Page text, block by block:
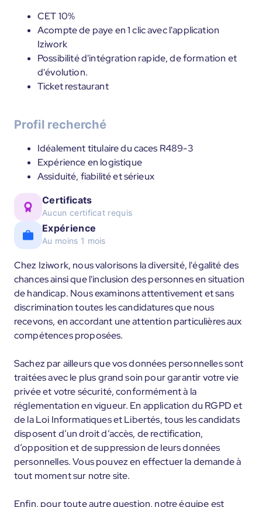
CET 10%
Acompte de paye en 1 clic avec l'application
Iziwork
Possibilité d'intégration rapide, de formation et
d'évolution.
Ticket restaurant
Profil recherché
Idéalement titulaire du caces R489-3
Expérience en logistique
Assiduité, fiabilité et sérieux
Certificats
Aucun certificat requis
Expérience
Au moins 1 mois
Chez Iziwork, nous valorisons la diversité, l'égalité des
chances ainsi que l'inclusion des personnes en situation
de handicap. Nous examinons attentivement et sans
discrimination toutes les candidatures que nous
recevons, en accordant une attention particulières aux
compétences proposées.
Sachez par ailleurs que vos données personnelles sont
traitées avec le plus grand soin pour garantir votre vie
privée et votre sécurité, conformément à la
réglementation en vigueur. En application du RGPD et
de la Loi Informatiques et Libertés, tous les candidats
disposent d’un droit d’accès, de rectification,
d’opposition et de suppression de leurs données
personnelles. Vous pouvez en effectuer la demande à
tout moment sur notre site.
Enfin, pour toute autre question, notre équipe est